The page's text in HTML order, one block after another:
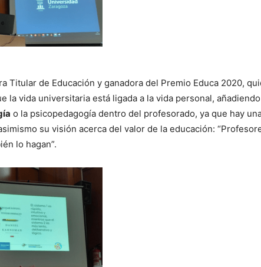
de Educación y ganadora del Premio Educa 2020,
la vida universitaria está ligada a la vida personal,
o la psicopedagogía dentro del profesorado, ya que hay
su visión acerca del valor de la educación:
lo hagan”.